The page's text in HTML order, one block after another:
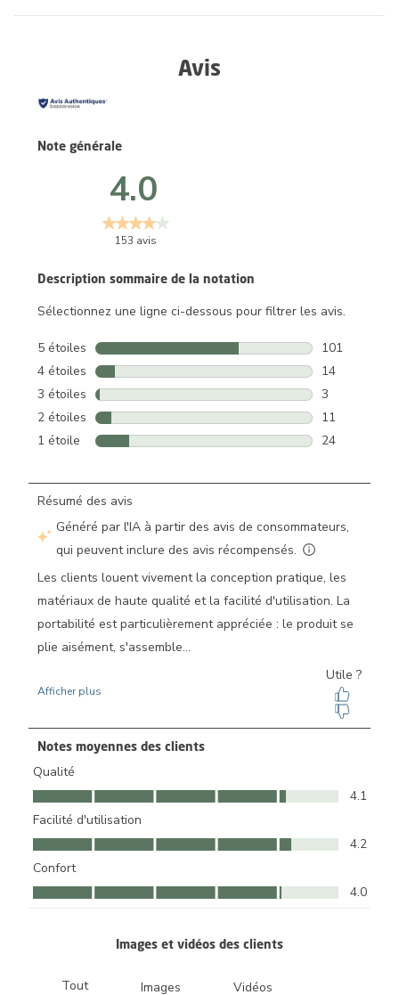
Avis
Description sommaire de la notation
Sélectionnez une ligne ci-dessous pour filtrer les avis.
5 étoiles étoiles
101
101 avis
4 étoiles étoiles
14
14 avis avec
3 étoiles étoiles
3
3 avis avec
2 étoiles étoiles
11
11 avis avec
1 étoile étoiles
24
Note générale
4.0
153 avis
Notes moyennes des clients
Qualité
Qualité, 4.1 sur 5
4.1
Facilité d'utilisation
Facilité d'utilisation, 4.2 sur 5
4.2
Confort
Confort, 4.0 sur 5
4.0
Images et vidéos des clients